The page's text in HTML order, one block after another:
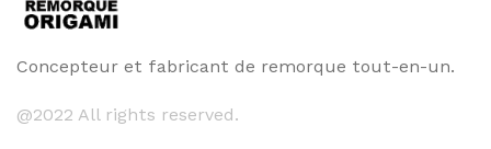
Concepteur et fabricant de remorque tout-en-un.
@2022 All rights reserved.